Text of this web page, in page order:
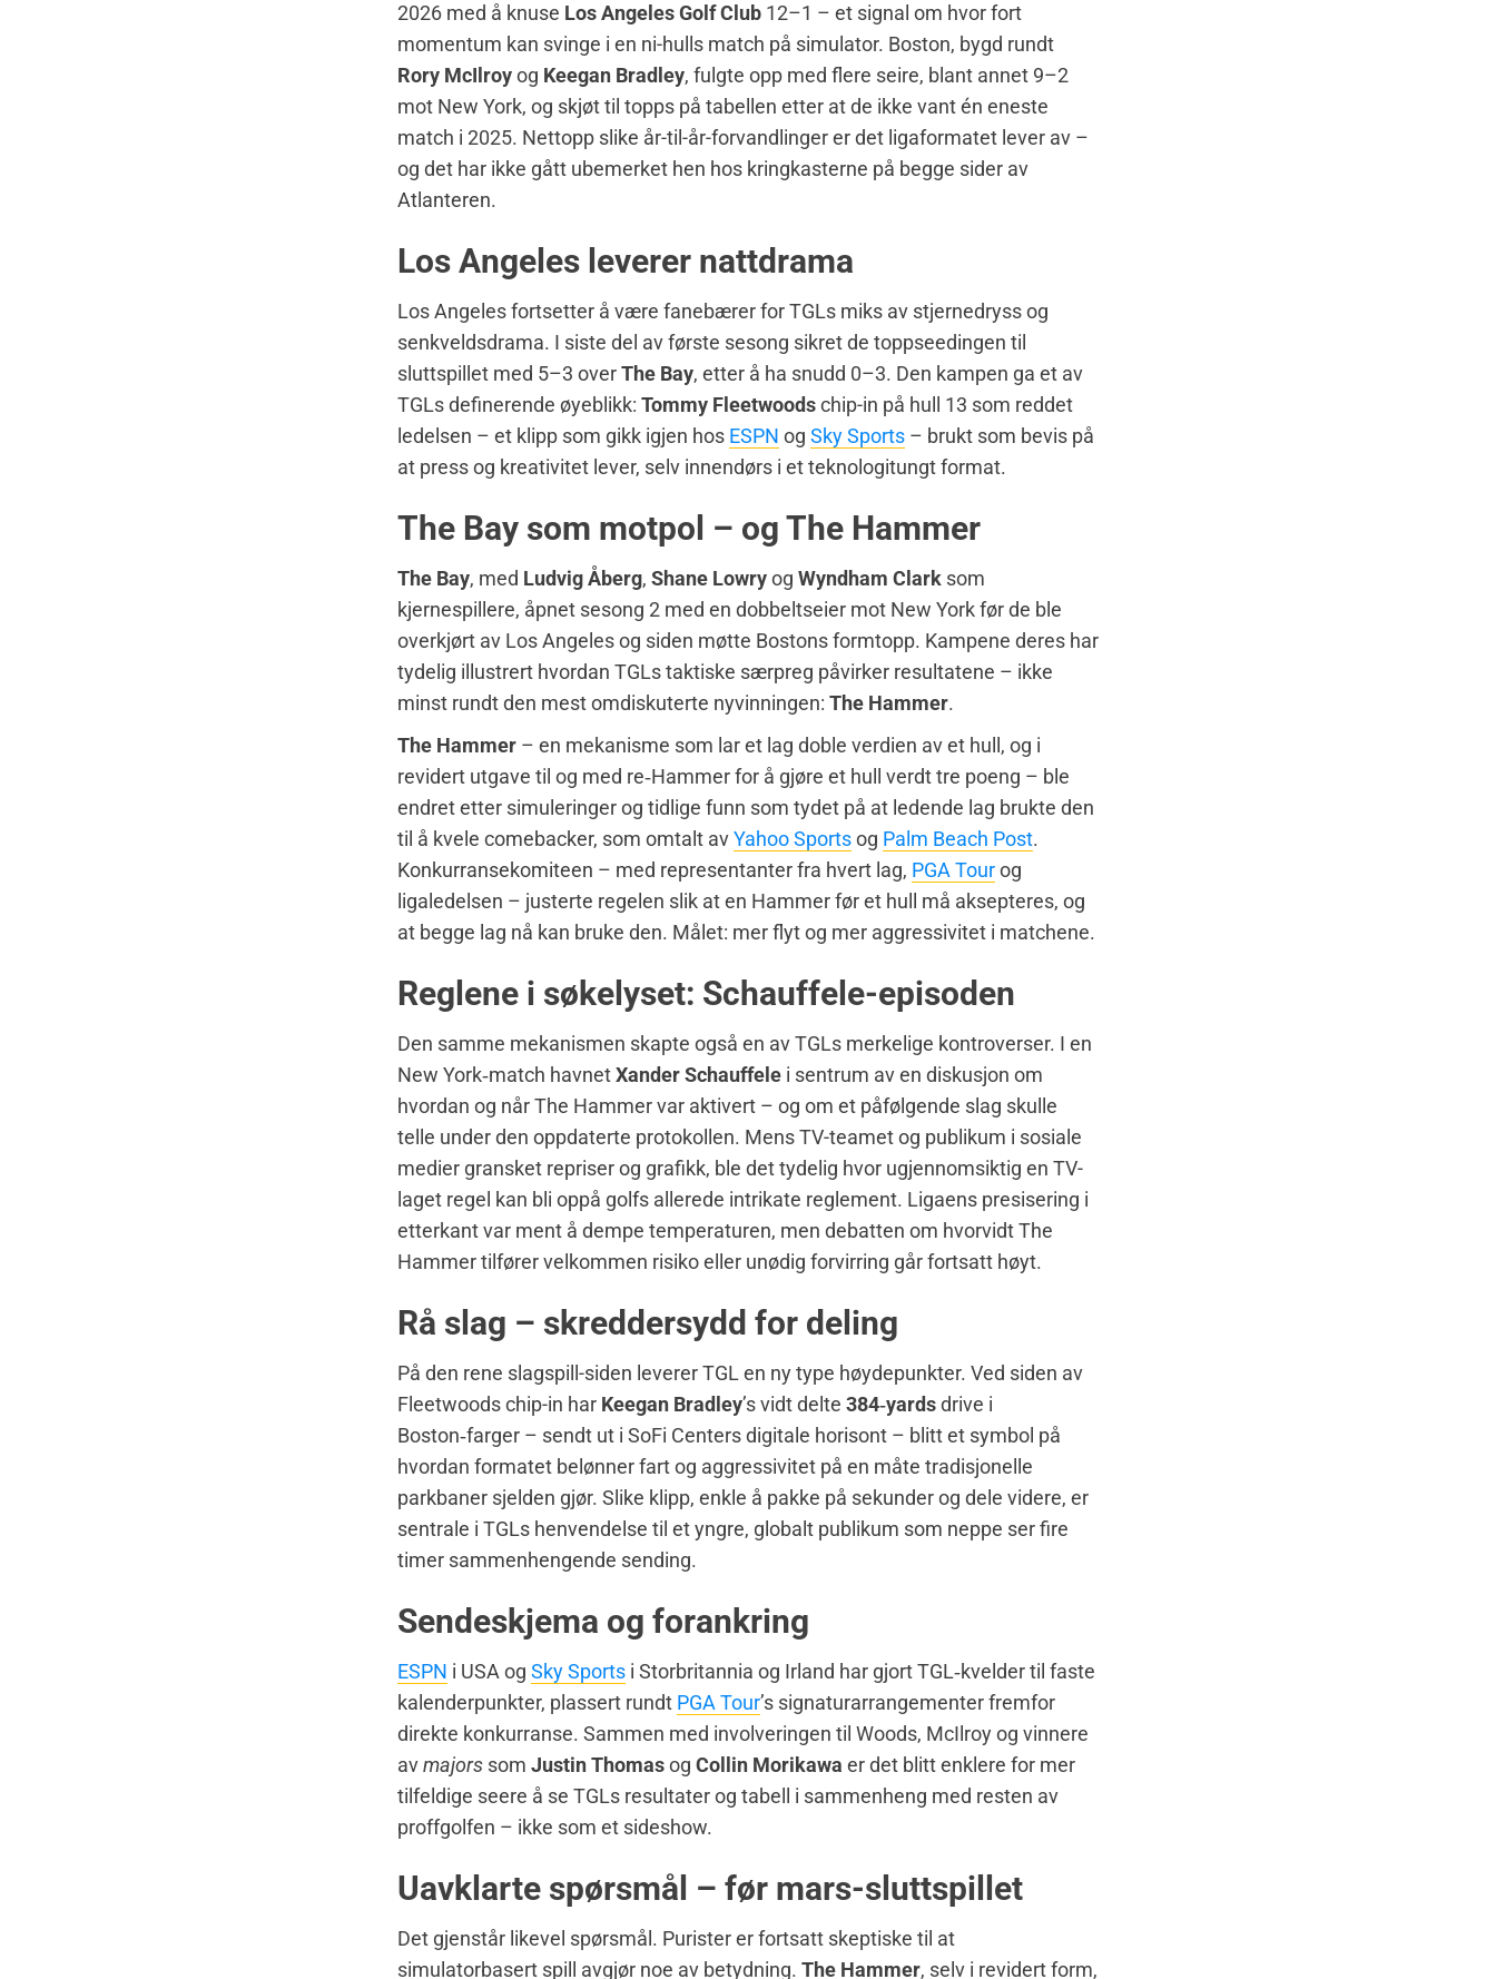
2026 med å knuse Los Angeles Golf Club 12–1 – et signal om hvor fort
momentum kan svinge i en ni-hulls match på simulator. Boston, bygd rundt
Rory McIlroyog Keegan Bradley, fulgte opp med flere seire, blant annet 9–2
mot New York, og skjøt til topps på tabellen etter at de ikke vant én eneste
match i 2025. Nettopp slike år-til-år-forvandlinger er det ligaformatet lever av –
og det har ikke gått ubemerket hen hos kringkasterne på begge sider av
Atlanteren.
Los Angeles leverer nattdrama
Los Angeles fortsetter å være fanebærer for TGLs miks av stjernedryss og
senkveldsdrama. I siste del av første sesong sikret de toppseedingen til
sluttspillet med 5–3 overThe Bay, etter å ha snudd 0–3. Den kampen ga et av
TGLs definerende øyeblikk: Tommy Fleetwoodschip-in på hull 13 som reddet
ledelsen – et klipp som gikk igjen hos ESPN og Sky Sports – brukt som bevis på
at press og kreativitet lever, selv innendørs i et teknologitungt format.
The Bay som motpol – og The Hammer
The Bay, med Ludvig Åberg, Shane Lowryog Wyndham Clark som
kjernespillere, åpnet sesong 2 med en dobbeltseier mot New York før de ble
overkjørt av Los Angeles og siden møtte Bostons formtopp. Kampene deres har
tydelig illustrert hvordan TGLs taktiske særpreg påvirker resultatene – ikke
minst rundt den mest omdiskuterte nyvinningen: The Hammer.
The Hammer – en mekanisme som lar et lag doble verdien av et hull, og i
revidert utgave til og med re‑Hammer for å gjøre et hull verdt tre poeng – ble
endret etter simuleringer og tidlige funn som tydet på at ledende lag brukte den
til å kvele comebacker, som omtalt avYahoo Sportsog Palm Beach Post.
Konkurransekomiteen – med representanter fra hvert lag, PGA Tourog
ligaledelsen – justerte regelen slik at en Hammer før et hull må aksepteres, og
at begge lag nå kan bruke den. Målet: mer flyt og mer aggressivitet i matchene.
Reglene i søkelyset: Schauffele-episoden
Den samme mekanismen skapte også en av TGLs merkelige kontroverser. I en
New York‑match havnetXander Schauffele i sentrum av en diskusjon om
hvordan og når The Hammer var aktivert – og om et påfølgende slag skulle
telle under den oppdaterte protokollen. Mens TV-teamet og publikum i sosiale
medier gransket repriser og grafikk, ble det tydelig hvor ugjennomsiktig en TV-
laget regel kan bli oppå golfs allerede intrikate reglement. Ligaens presisering i
etterkant var ment å dempe temperaturen, men debatten om hvorvidt The
Hammer tilfører velkommen risiko eller unødig forvirring går fortsatt høyt.
Rå slag – skreddersydd for deling
På den rene slagspill-siden leverer TGL en ny type høydepunkter. Ved siden av
Fleetwoods chip-in har Keegan Bradley’s vidt delte 384‑yardsdrive i
Boston‑farger – sendt ut i SoFi Centers digitale horisont – blitt et symbol på
hvordan formatet belønner fart og aggressivitet på en måte tradisjonelle
parkbaner sjelden gjør. Slike klipp, enkle å pakke på sekunder og dele videre, er
sentrale i TGLs henvendelse til et yngre, globalt publikum som neppe ser fire
timer sammenhengende sending.
Sendeskjema og forankring
ESPN i USA og Sky Sports i Storbritannia og Irland har gjort TGL‑kvelder til faste
kalenderpunkter, plassert rundt PGA Tour’s signaturarrangementer fremfor
direkte konkurranse. Sammen med involveringen til Woods, McIlroy og vinnere
avmajors som Justin Thomasog Collin Morikawa er det blitt enklere for mer
tilfeldige seere å se TGLs resultater og tabell i sammenheng med resten av
proffgolfen – ikke som et sideshow.
Uavklarte spørsmål – før mars-sluttspillet
Det gjenstår likevel spørsmål. Purister er fortsatt skeptiske til at
simulatorbasert spill avgjør noe av betydning. The Hammer, selv i revidert form,